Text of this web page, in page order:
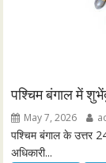
पश्चिम बंगाल में
May 7, 2026
पश्चिम बंगाल के उत्तर
अधिकारी...